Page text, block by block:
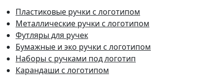
Пластиковые ручки с логотипом
Металлические ручки с логотипом
Футляры для ручек
Бумажные и эко ручки с логотипом
Наборы с ручками под логотип
Карандаши с логотипом